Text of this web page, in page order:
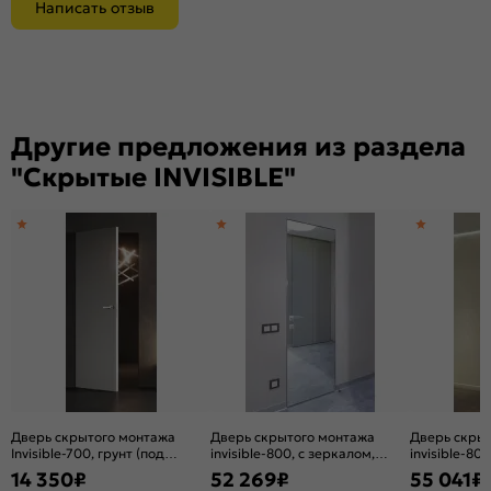
Написать отзыв
Другие предложения из раздела
"Скрытые INVISIBLE"
Дверь скрытого монтажа
Invisible-700, грунт (под
окраску), прямое открывание,
Грунт, каркасно-щитовая
14 350₽
Дверь скрытого монтажа
invisible-800, с зеркалом,
серебро, кромка
алюминиевая матовый хром,
52 269₽
Дверь
invisible-
серебро,
55 041₽